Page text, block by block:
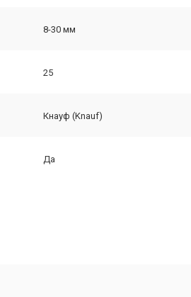
8-30 мм
25
Кнауф (Knauf)
Да